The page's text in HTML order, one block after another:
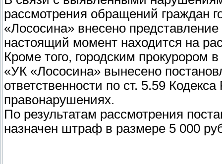
рассмотрения обращений граждан
«Лососина» внесено
настоящий момент находится на
Кроме того, городским прокурором
«УК «Лососина» вынесено
ответственности по ст. 5.59
правонарушениях.
По результатам рассмотрения
назначен штраф в размере 5 000